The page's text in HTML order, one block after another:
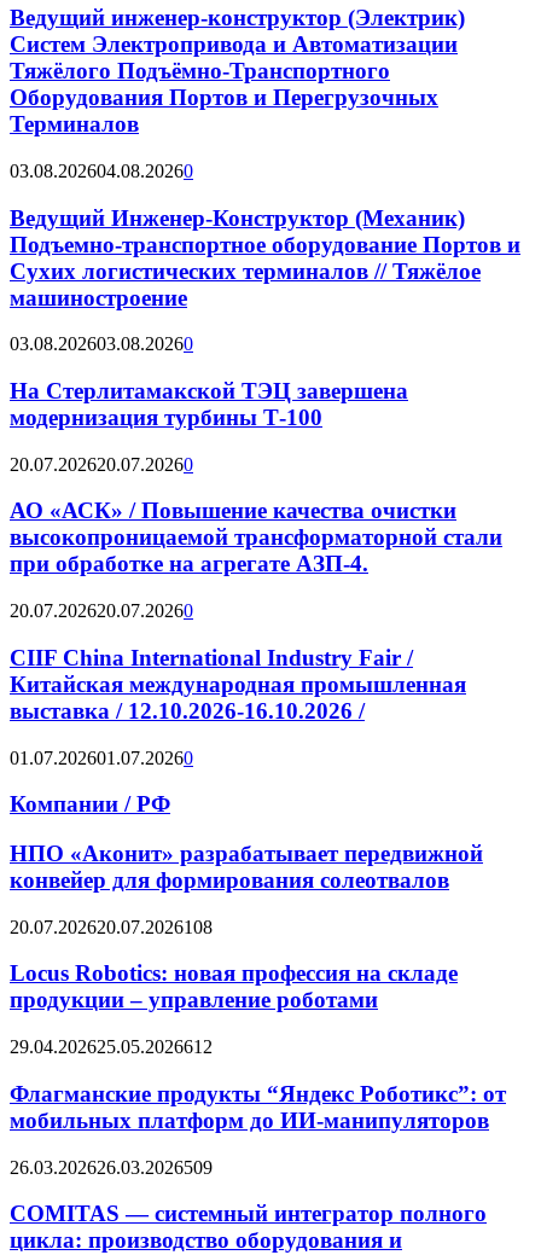
Ведущий инженер-конструктор (Электрик)
Систем Электропривода и Автоматизации
Тяжёлого Подъёмно-Транспортного
Оборудования Портов и Перегрузочных
Терминалов
03.08.202604.08.20260
Ведущий Инженер-Конструктор (Механик)
Подъемно-транспортное оборудование Портов и
Сухих логистических терминалов // Тяжёлое
машиностроение
03.08.202603.08.20260
На Стерлитамакской ТЭЦ завершена
модернизация турбины Т-100
20.07.202620.07.20260
АО «АСК» / Повышение качества очистки
высокопроницаемой трансформаторной стали
при обработке на агрегате АЗП-4.
20.07.202620.07.20260
CIIF China International Industry Fair /
Китайская международная промышленная
выставка / 12.10.2026-16.10.2026 /
01.07.202601.07.20260
Компании / РФ
НПО «Аконит» разрабатывает передвижной
конвейер для формирования солеотвалов
20.07.202620.07.2026108
Locus Robotics: новая профессия на складе
продукции – управление роботами
29.04.202625.05.2026612
Флагманские продукты “Яндекс Роботикс”: от
мобильных платформ до ИИ-манипуляторов
26.03.202626.03.2026509
COMITAS — системный интегратор полного
цикла: производство оборудования и